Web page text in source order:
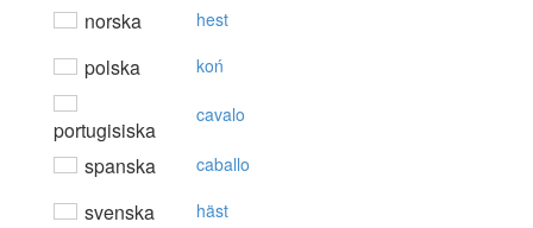
norska hest
polska koń
portugisiska
cavalo
spanska caballo
svenska häst